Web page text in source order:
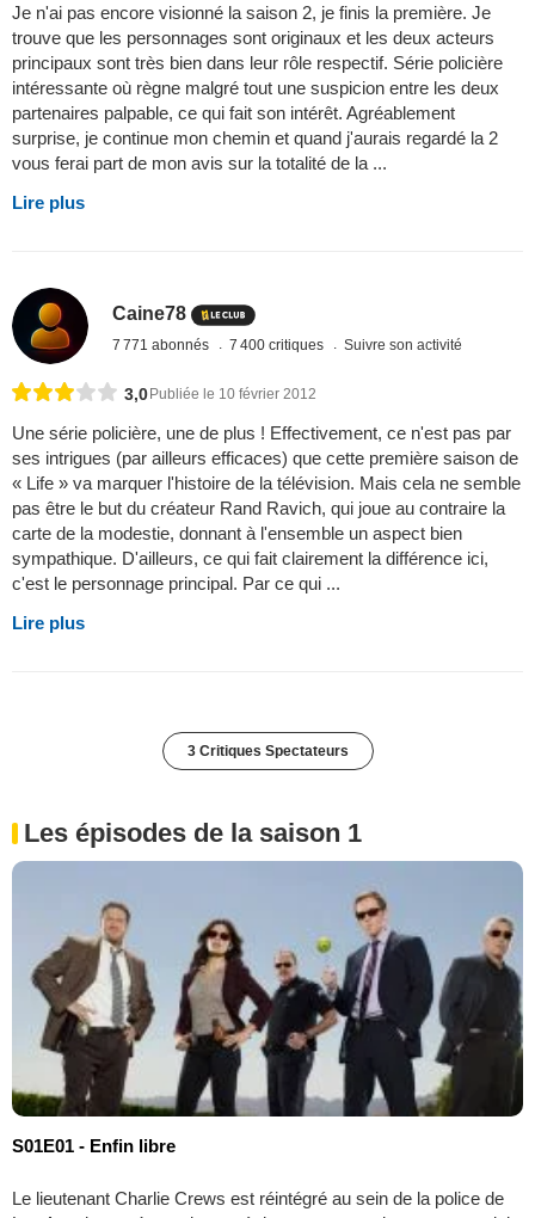
Je n'ai pas encore visionné la saison 2, je finis la première. Je
trouve que les personnages sont originaux et les deux acteurs
principaux sont très bien dans leur rôle respectif. Série policière
intéressante où règne malgré tout une suspicion entre les deux
partenaires palpable, ce qui fait son intérêt. Agréablement
surprise, je continue mon chemin et quand j'aurais regardé la 2
vous ferai part de mon avis sur la totalité de la ...
Lire plus
Caine78
7 771 abonnés 7 400 critiques Suivre son activité
3,0 Publiée le 10 février 2012
Une série policière, une de plus ! Effectivement, ce n'est pas par
ses intrigues (par ailleurs efficaces) que cette première saison de
« Life » va marquer l'histoire de la télévision. Mais cela ne semble
pas être le but du créateur Rand Ravich, qui joue au contraire la
carte de la modestie, donnant à l'ensemble un aspect bien
sympathique. D'ailleurs, ce qui fait clairement la différence ici,
c'est le personnage principal. Par ce qui ...
Lire plus
3 Critiques Spectateurs
Les épisodes de la saison 1
S01E01 - Enfin libre
Le lieutenant Charlie Crews est réintégré au sein de la police de